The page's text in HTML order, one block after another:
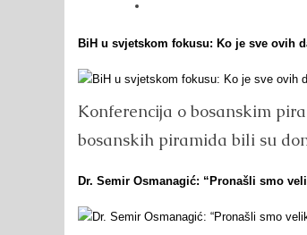
BiH u svjetskom fokusu: Ko je sve ovih
Konferencija o bosanskim
bosanskih piramida bili su
Dr. Semir Osmanagić: “Pronašli smo